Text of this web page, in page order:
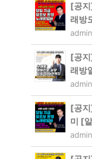
[공
래방
admin
[공
래방
admin
[공
미 [
admin